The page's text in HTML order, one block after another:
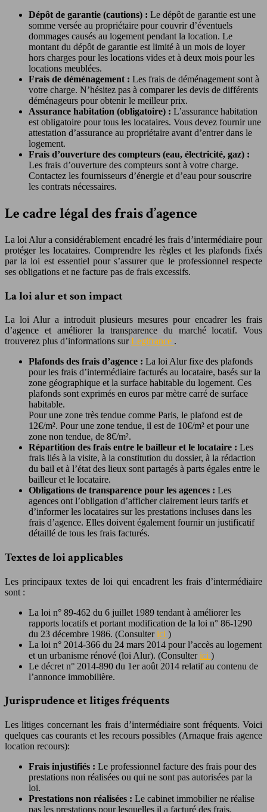
Dépôt de garantie (cautions) : Le dépôt de garantie est une
somme versée au propriétaire pour couvrir d’éventuels
dommages causés au logement pendant la location. Le
montant du dépôt de garantie est limité à un mois de loyer
hors charges pour les locations vides et à deux mois pour les
locations meublées.
Frais de déménagement : Les frais de déménagement sont à
votre charge. N’hésitez pas à comparer les devis de différents
déménageurs pour obtenir le meilleur prix.
Assurance habitation (obligatoire) : L’assurance habitation
est obligatoire pour tous les locataires. Vous devez fournir une
attestation d’assurance au propriétaire avant d’entrer dans le
logement.
Frais d’ouverture des compteurs (eau, électricité, gaz) :
Les frais d’ouverture des compteurs sont à votre charge.
Contactez les fournisseurs d’énergie et d’eau pour souscrire
les contrats nécessaires.
Le cadre légal des frais d’agence
La loi Alur a considérablement encadré les frais d’intermédiaire pour
protéger les locataires. Comprendre les règles et les plafonds fixés
par la loi est essentiel pour s’assurer que le professionnel respecte
ses obligations et ne facture pas de frais excessifs.
La loi alur et son impact
La loi Alur a introduit plusieurs mesures pour encadrer les frais
d’agence et améliorer la transparence du marché locatif. Vous
trouverez plus d’informations surLegifrance .
Plafonds des frais d’agence : La loi Alur fixe des plafonds
pour les frais d’intermédiaire facturés au locataire, basés sur la
zone géographique et la surface habitable du logement. Ces
plafonds sont exprimés en euros par mètre carré de surface
habitable.
Pour une zone très tendue comme Paris, le plafond est de
12€/m². Pour une zone tendue, il est de 10€/m² et pour une
zone non tendue, de 8€/m².
Répartition des frais entre le bailleur et le locataire : Les
frais liés à la visite, à la constitution du dossier, à la rédaction
du bail et à l’état des lieux sont partagés à parts égales entre le
bailleur et le locataire.
Obligations de transparence pour les agences : Les
agences ont l’obligation d’afficher clairement leurs tarifs et
d’informer les locataires sur les prestations incluses dans les
frais d’agence. Elles doivent également fournir un justificatif
détaillé de tous les frais facturés.
Textes de loi applicables
Les principaux textes de loi qui encadrent les frais d’intermédiaire
sont :
La loi n° 89-462 du 6 juillet 1989 tendant à améliorer les
rapports locatifs et portant modification de la loi n° 86-1290
du 23 décembre 1986. (Consulterici )
La loi n° 2014-366 du 24 mars 2014 pour l’accès au logement
et un urbanisme rénové (loi Alur). (Consulterici )
Le décret n° 2014-890 du 1er août 2014 relatif au contenu de
l’annonce immobilière.
Jurisprudence et litiges fréquents
Les litiges concernant les frais d’intermédiaire sont fréquents. Voici
quelques cas courants et les recours possibles (Arnaque frais agence
location recours):
Frais injustifiés : Le professionnel facture des frais pour des
prestations non réalisées ou qui ne sont pas autorisées par la
loi.
Prestations non réalisées : Le cabinet immobilier ne réalise
pas les prestations pour lesquelles il a facturé des frais.